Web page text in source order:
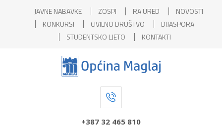
JAVNE NABAVKE ZOSPI RA URED
NOVOSTI
KONKURSI
CIVILNO DRUŠTVO
DIJASPORA
STUDENTSKO LJETO
KONTAKTI
+387 32 465 810